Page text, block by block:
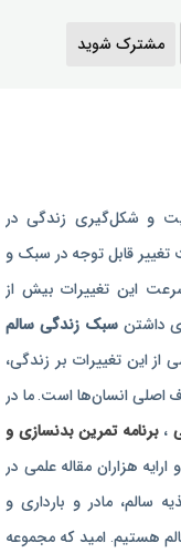
مشترک شوید
و شکل‌گیری زندگی‌ در
تغییر قابل توجه در سبک و
این تغییرات بیش از
داشتنسبک زندگی سالم
از این تغییرات بر زندگی،
اصلی انسان‌ها است. ما در
،برنامه تمرین بدنسازی و
و ارایه هزاران مقاله علمی در
سالم، مادر و بارداری و
هستیم. امید که مجموعه